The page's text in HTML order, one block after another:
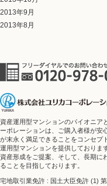
2013年9月
2013年8月
資産運用型マンションのパイオニア
ーポレーションは、ご購入者様が安
が末永く満足できることをコンセプ
運用型マンションを提供しておりま
資産形成をご提案、そして、長期に
ることを目指しております。
宅地取引業免許 : 国土大臣免許 (1)